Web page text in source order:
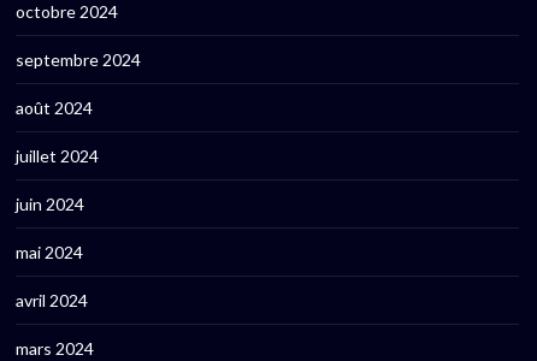
octobre 2024
septembre 2024
août 2024
juillet 2024
juin 2024
mai 2024
avril 2024
mars 2024